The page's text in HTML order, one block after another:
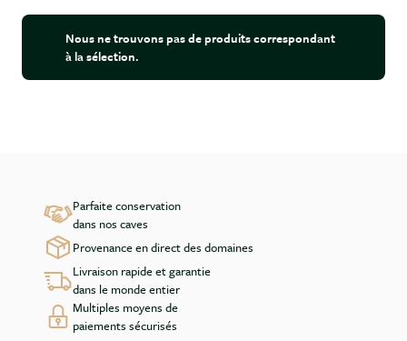
Nous ne trouvons pas de produits correspondant
à la sélection.
Parfaite conservation
dans nos caves
Provenance en direct des domaines
Livraison rapide et garantie
dans le monde entier
Multiples moyens de
paiements sécurisés